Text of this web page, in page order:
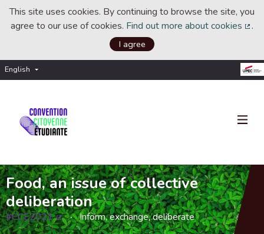
This site uses cookies. By continuing to browse the site, you
agree to our use of cookies. Find out more about cookies .
I agree
English Choisir la langue
Food, an issue of collective
deliberation
#CCE2021
(External link)
Inform, exchange, deliberate